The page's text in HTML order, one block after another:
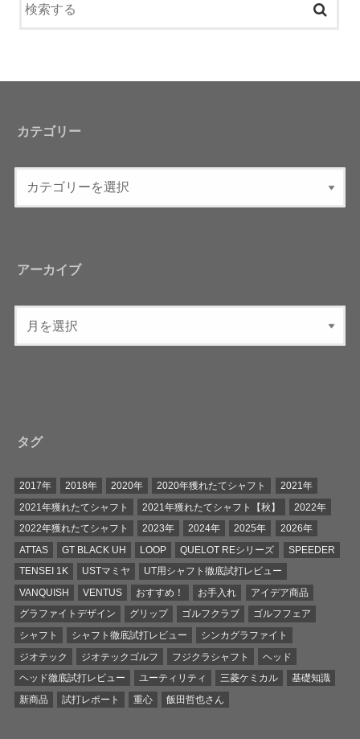
カテゴリー
アーカイブ
タグ
2017年 2018年 2020年 2020年獲れたてシャフト
2021年
2021年獲れたてシャフト
2021年獲れたてシャフト【秋】
2022年
2022年獲れたてシャフト
2023年 2024年 2025年
2026年
ATTAS
GT BLACK UH LOOP QUELOT REシリーズ
SPEEDER
TENSEI 1K
USTマミヤ
UT用シャフト徹底試打レビュー
VANQUISH
VENTUS おすすめ！ お手入れ
アイデア商品
グラファイトデザイン
グリップ ゴルフクラブ
ゴルフフェア
シャフト
シャフト徹底試打レビュー
シンカグラファイト
ジオテック
ジオテックゴルフ フジクラシャフト
ヘッド
ヘッド徹底試打レビュー
ユーティリティ 三菱ケミカル
基礎知識
新商品
試打レポート 重心 飯田哲也さん